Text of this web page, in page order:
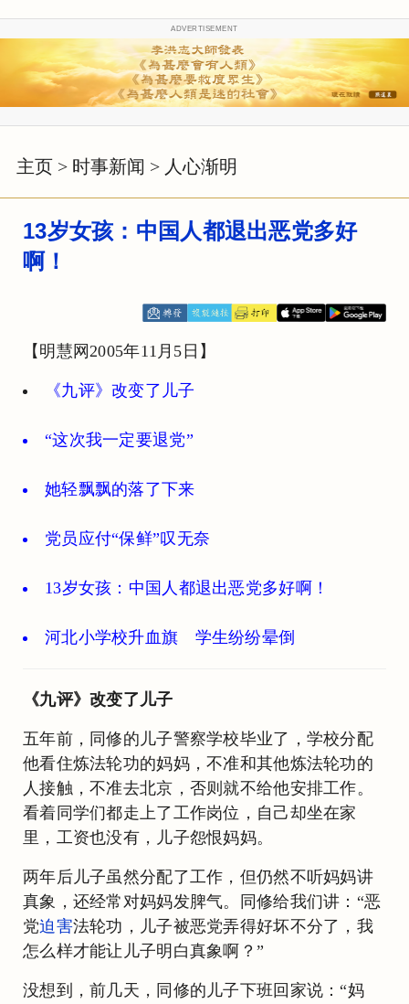
ADVERTISEMENT
主页 > 时事新闻 > 人心渐明
13岁女孩：中国人都退出恶党多好
啊！
【明慧网2005年11月5日】
《九评》改变了儿子
“这次我一定要退党”
她轻飘飘的落了下来
党员应付“保鲜”叹无奈
13岁女孩：中国人都退出恶党多好啊！
河北小学校升血旗 学生纷纷晕倒
《九评》改变了儿子
五年前，同修的儿子警察学校毕业了，学校分配
他看住炼法轮功的妈妈，不准和其他炼法轮功的
人接触，不准去北京，否则就不给他安排工作。
看着同学们都走上了工作岗位，自己却坐在家
里，工资也没有，儿子怨恨妈妈。
两年后儿子虽然分配了工作，但仍然不听妈妈讲
真象，还经常对妈妈发脾气。同修给我们讲：“恶
党迫害法轮功，儿子被恶党弄得好坏不分了，我
怎么样才能让儿子明白真象啊？”
没想到，前几天，同修的儿子下班回家说：“妈